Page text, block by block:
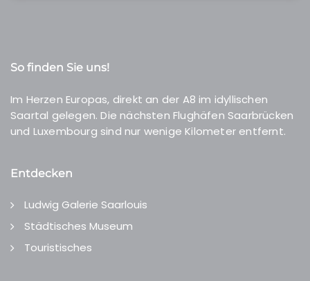
So finden Sie uns!
Im Herzen Europas, direkt an der A8 im idyllischen
Saartal gelegen. Die nächsten Flughäfen Saarbrücken
und Luxembourg sind nur wenige Kilometer entfernt.
Entdecken
Ludwig Galerie Saarlouis
Städtisches Museum
Touristisches